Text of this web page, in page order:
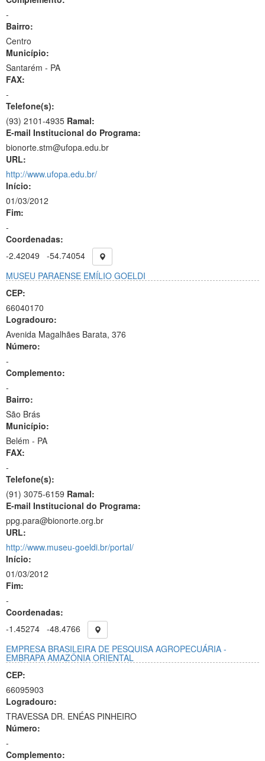
-
Bairro:
Centro
Município:
Santarém - PA
FAX:
-
Telefone(s):
(93) 2101-4935 Ramal:
E-mail Institucional do Programa:
bionorte.stm@ufopa.edu.br
URL:
http://www.ufopa.edu.br/
Início:
01/03/2012
Fim:
-
Coordenadas:
-2.42049
-54.74054
MUSEU PARAENSE EMÍLIO GOELDI
CEP:
66040170
Logradouro:
Avenida Magalhães Barata, 376
Número:
-
Complemento:
-
Bairro:
São Brás
Município:
Belém - PA
FAX:
-
Telefone(s):
(91) 3075-6159 Ramal:
E-mail Institucional do Programa:
ppg.para@bionorte.org.br
URL:
http://www.museu-goeldi.br/portal/
Início:
01/03/2012
Fim:
-
Coordenadas:
-1.45274 -48.4766
EMPRESA BRASILEIRA DE PESQUISA AGROPECUÁRIA -
EMBRAPA AMAZÔNIA ORIENTAL
CEP:
66095903
Logradouro:
TRAVESSA DR. ENÉAS PINHEIRO
Número:
-
Complemento: